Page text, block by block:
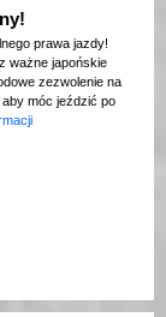
prawa jazdy!
ważne japońskie
zezwolenie na
móc jeździć po